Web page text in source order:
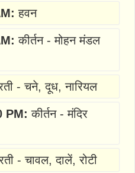
हवन
कीर्तन - मोहन मंडल
- चने, दूध, नारियल
PM:कीर्तन - मंदिर
- चावल, दालें, रोटी